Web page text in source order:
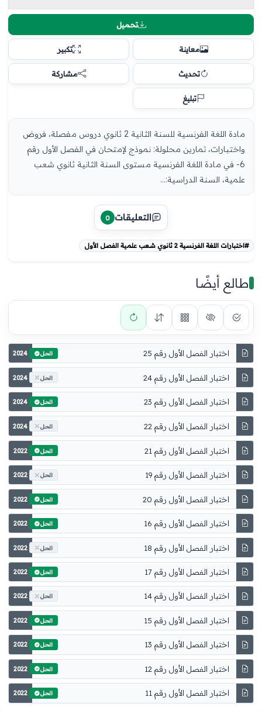
تحميل
معاينة تكبير
تحديث مشاركة
تبليغ
مادة اللغة الفرنسية للسنة الثانية 2 ثانوي دروس مفصلة، فروض
واختبارات، تمارين محلولة: نموذج لإمتحان في الفصل الأول رقم
6- في مادة اللغة الفرنسية مستوى السنة الثانية ثانوي شعب
علمية، السنة الدراسية:...
التعليقات 0
#اختبارات اللغة الفرنسية 2 ثانوي شعب علمية الفصل الأول
طالع أيضًا
اختبار الفصل الأول رقم 25 2024 الحل
اختبار الفصل الأول رقم 24 2024 الحل
اختبار الفصل الأول رقم 23 2024 الحل
اختبار الفصل الأول رقم 22 2024 الحل
اختبار الفصل الأول رقم 21 2022 الحل
اختبار الفصل الأول رقم 19 2022 الحل
اختبار الفصل الأول رقم 20 2022 الحل
اختبار الفصل الأول رقم 16 2022 الحل
اختبار الفصل الأول رقم 18 2022 الحل
اختبار الفصل الأول رقم 17 2022 الحل
اختبار الفصل الأول رقم 14 2022 الحل
اختبار الفصل الأول رقم 15 2022 الحل
اختبار الفصل الأول رقم 13 2022 الحل
اختبار الفصل الأول رقم 12 2022 الحل
اختبار الفصل الأول رقم 11 2022 الحل